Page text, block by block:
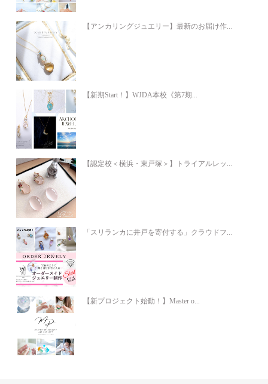
【アンカリングジュエリー】最新のお届け作...
【新期Start！】WJDA本校《第7期...
【認定校＜横浜・東戸塚＞】トライアルレッ...
「スリランカに井戸を寄付する」クラウドフ...
【新プロジェクト始動！】Master o...